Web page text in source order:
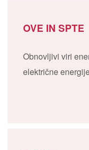
OVE IN SPTE
Obnovljivi viri
električne